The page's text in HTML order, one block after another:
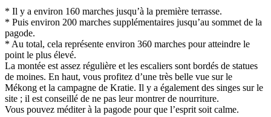
* Il y a environ 160 marches jusqu’à la première terrasse.
* Puis environ 200 marches supplémentaires jusqu’au sommet de la
pagode.
* Au total, cela représente environ 360 marches pour atteindre le
point le plus élevé.
La montée est assez régulière et les escaliers sont bordés de statues
de moines. En haut, vous profitez d’une très belle vue sur le
Mékong et la campagne de Kratie. Il y a également des singes sur le
site ; il est conseillé de ne pas leur montrer de nourriture.
Vous pouvez méditer à la pagode pour que l’esprit soit calme.